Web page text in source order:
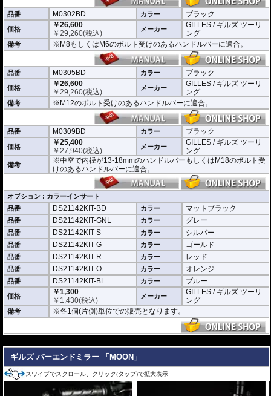
M0301BD 中空で内径が13-18mmのハンドルバーに適合
M0302BD M8もしくはM6のボルト受けのあるハンドルバーに適合
M0305BD M12のボルト受けのあるハンドルバーに適合
M0309BD 中空で内径が13-18mmのハンドルバーもしくはM18のボルト受け
のあるハンドルバーに適合
別売オプションにカラーインサートをご用意。
車体のイメージに合わせたカスタムが可能となり、ワンポイントアクセントと
してその存在感を高めます。
品番 M0302BD カラー ブラック
価格
￥26,600
￥29,260(税込) メーカー
GILLES / ギルズ ツーリ
ング
備考 ※M8もしくはM6のボルト受けのあるハンドルバーに適合。
品番 M0305BD カラー ブラック
価格
￥26,600
￥29,260(税込) メーカー
GILLES / ギルズ ツーリ
ング
備考 ※M12のボルト受けのあるハンドルバーに適合。
品番 M0309BD カラー ブラック
価格
￥25,400
￥27,940(税込) メーカー
GILLES / ギルズ ツーリ
ング
備考
※中空で内径が13-18mmのハンドルバーもしくはM18のボルト受
けのあるハンドルバーに適合。
オプション : カラーインサート
品番
DS21142KIT-BD カラー マットブラック
品番 DS21142KIT-GNL カラー グレー
品番 DS21142KIT-S カラー シルバー
品番 DS21142KIT-G カラー ゴールド
品番 DS21142KIT-R カラー レッド
品番 DS21142KIT-O カラー オレンジ
品番 DS21142KIT-BL カラー ブルー
価格
￥1,300
￥ 1,430(税込) メーカー
GILLES / ギルズ ツーリ
ング
備考 ※各1個(片側)単位での販売となります。
ギルズ バーエンドミラー 「MOON」
スワイプでスクロール、クリック(タップ)で拡大表示